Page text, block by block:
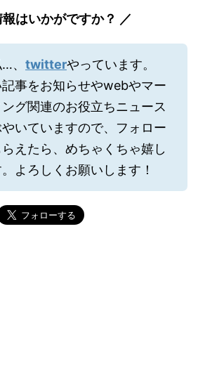
報はいかがですか？ ／
、 twitterやっています。
事をお知らせやwebやマー
グ関連のお役立ちニュース
いていますので、フォロー
らえたら、めちゃくちゃ嬉し
よろしくお願いします！